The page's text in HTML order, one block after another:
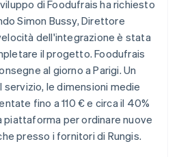
di Foodufrais ha richiesto
Simon Bussy, Direttore
dell'integrazione è stata
il progetto. Foodufrais
al giorno a Parigi. Un
servizio, le dimensioni medie
fino a 110 € e circa il 40%
piattaforma per ordinare nuove
presso i fornitori di Rungis.